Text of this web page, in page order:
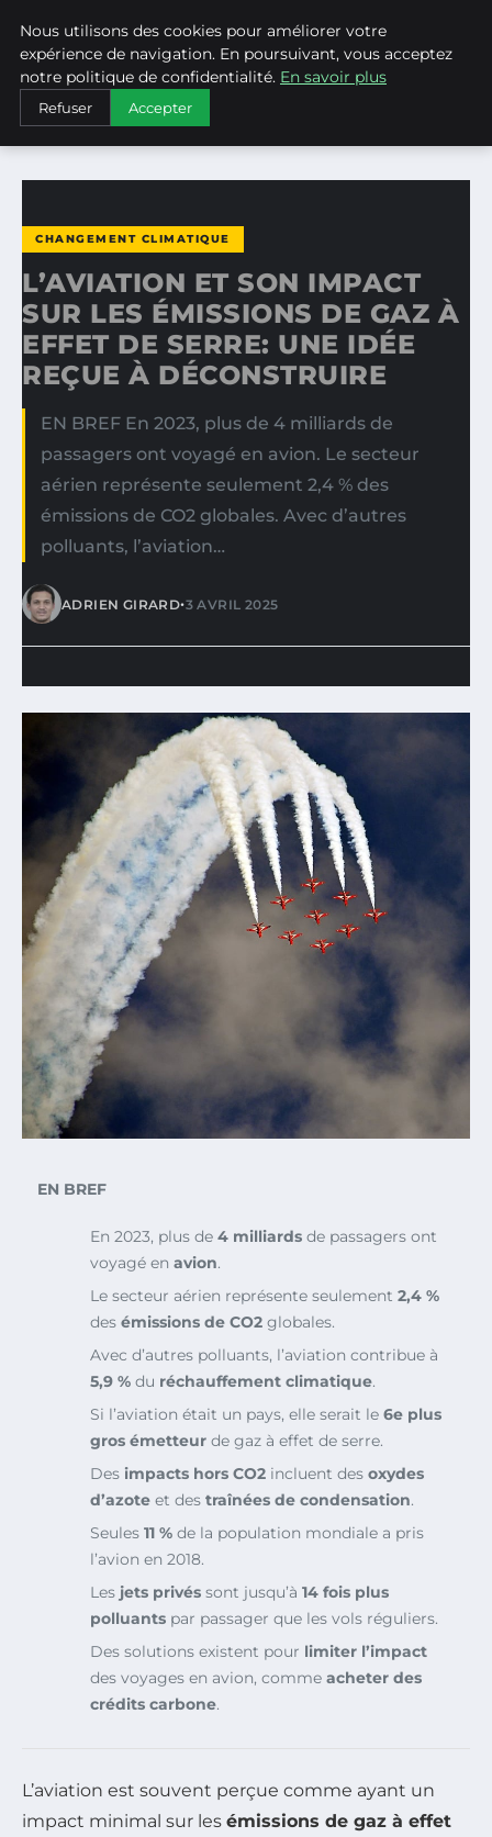
WEARECLIMATECONTROL
ACCUEIL
CHANGEMENT CLIMATIQUE
L’AVIATION ET SON IMPACT SUR LES ÉMISSIONS DE GAZ À…
CHANGEMENT CLIMATIQUE
L’AVIATION ET SON IMPACT
SUR LES ÉMISSIONS DE GAZ À
EFFET DE SERRE: UNE IDÉE
REÇUE À DÉCONSTRUIRE
EN BREF En 2023, plus de 4 milliards de
passagers ont voyagé en avion. Le secteur
aérien représente seulement 2,4 % des
émissions de CO2 globales. Avec d’autres
polluants, l’aviation…
ADRIEN GIRARD•3 AVRIL 2025
EN BREF
En 2023, plus de 4 milliards de passagers ont
voyagé en avion.
Le secteur aérien représente seulement 2,4 %
des émissions de CO2 globales.
Avec d’autres polluants, l’aviation contribue à
5,9 % du réchauffement climatique.
Si l’aviation était un pays, elle serait le 6e plus
gros émetteur de gaz à effet de serre.
Des impacts hors CO2 incluent des oxydes
d’azote et des traînées de condensation.
Seules 11 % de la population mondiale a pris
l’avion en 2018.
Les jets privés sont jusqu’à 14 fois plus
polluants par passager que les vols réguliers.
Des solutions existent pour limiter l’impact
des voyages en avion, comme acheter des
crédits carbone.
L’aviation est souvent perçue comme ayant un
impact minimal sur les émissions de gaz à effet
Nous utilisons des cookies pour améliorer votre
expérience de navigation. En poursuivant, vous acceptez
notre politique de confidentialité. En savoir plus
Refuser Accepter